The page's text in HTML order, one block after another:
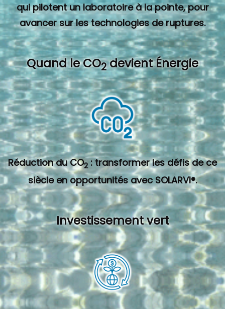
qui pilotent un laboratoire à la pointe, pour
avancer sur les technologies de ruptures.
Quand le CO2devient Énergie
Réduction du CO2 : transformer les défis de ce
siècle en opportunités avec SOLARVI®.
Investissement vert